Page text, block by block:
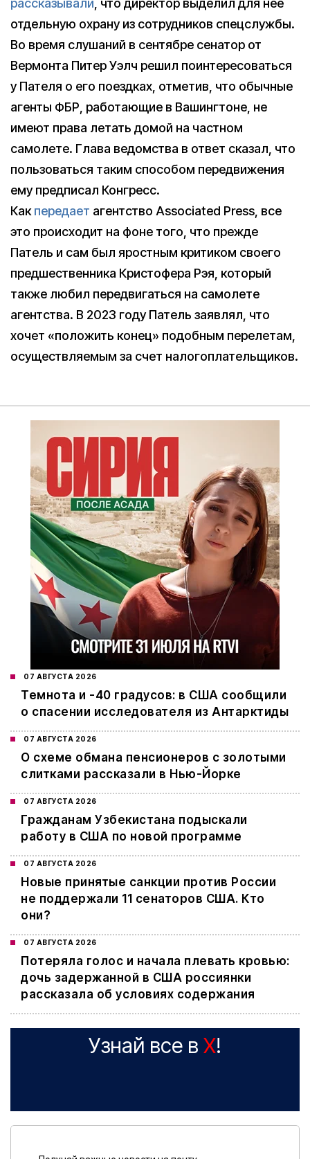
рассказывали, что директор выделил для нее
отдельную охрану из сотрудников спецслужбы.
Во время слушаний в сентябре сенатор от
Вермонта Питер Уэлч решил поинтересоваться
у Пателя о его поездках, отметив, что обычные
агенты ФБР, работающие в Вашингтоне, не
имеют права летать домой на частном
самолете. Глава ведомства в ответ сказал, что
пользоваться таким способом передвижения
ему предписал Конгресс.
Какпередает агентство Associated Press, все
это происходит на фоне того, что прежде
Патель и сам был яростным критиком своего
предшественника Кристофера Рэя, который
также любил передвигаться на самолете
агентства. В 2023 году Патель заявлял, что
хочет «положить конец» подобным перелетам,
осуществляемым за счет налогоплательщиков.
07 АВГУСТА 2026
Темнота и -40 градусов: в США сообщили
о спасении исследователя из Антарктиды
07 АВГУСТА 2026
О схеме обмана пенсионеров с золотыми
слитками рассказали в Нью-Йорке
07 АВГУСТА 2026
Гражданам Узбекистана подыскали
работу в США по новой программе
07 АВГУСТА 2026
Новые принятые санкции против России
не поддержали 11 сенаторов США. Кто
они?
07 АВГУСТА 2026
Потеряла голос и начала плевать кровью:
дочь задержанной в США россиянки
рассказала об условиях содержания
Узнай все в X!